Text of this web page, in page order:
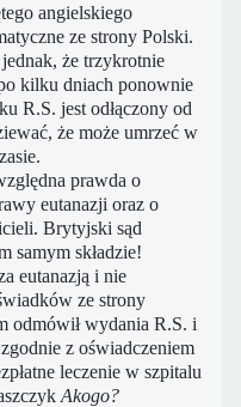
angielskiego
ze strony Polski.
że trzykrotnie
kilku dniach ponownie
R.S. jest odłączony od
że może umrzeć w
prawda o
eutanazji oraz o
Brytyjski sąd
samym składzie!
eutanazją i nie
ze strony
odmówił wydania R.S. i
z oświadczeniem
leczenie w szpitalu
Akogo?